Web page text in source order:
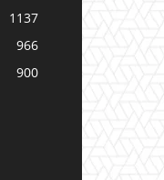
1137
966
900